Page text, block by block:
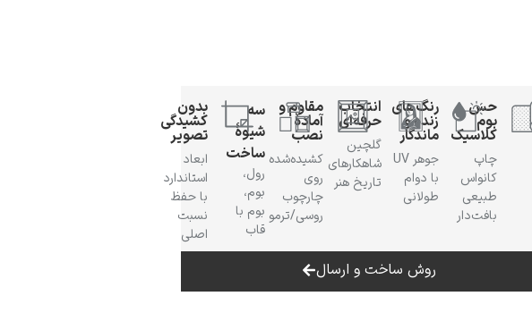
حس
بوم
کلاسیک
چاپ
کانواس
طبیعی
بافت‌دار
رنگ‌های
زنده و
ماندگار
جوهر UV
با دوام
طولانی
انتخاب
حرفه‌ای
گلچین
شاهکارهای
تاریخ هنر
مقاوم و
آمادهٔ
نصب
کشیده‌شده
روی
چارچوب
روسی/ترمو
سه
شیوهٔ
ساخت
رول،
بوم،
بوم با
قاب
بدون
کشیدگی
تصویر
ابعاد
استاندارد
با حفظ
نسبت
اصلی
روش ساخت و ارسال